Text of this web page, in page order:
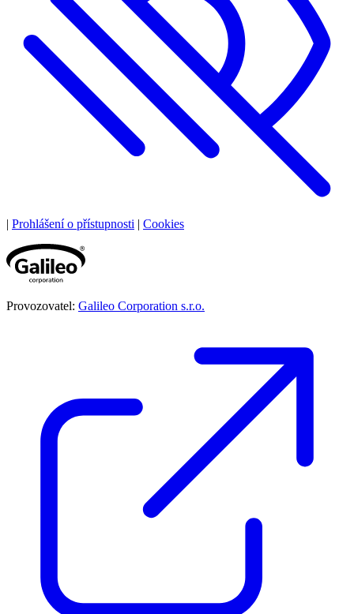
| Prohlášení o přístupnosti | Cookies
Provozovatel: Galileo Corporation s.r.o.